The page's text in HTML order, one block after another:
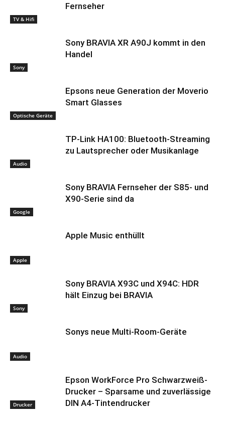
TV & Hifi
Fernseher
Sony
Sony BRAVIA XR A90J kommt in den
Handel
Optische Geräte
Epsons neue Generation der Moverio
Smart Glasses
Audio
TP-Link HA100: Bluetooth-Streaming
zu Lautsprecher oder Musikanlage
Google
Sony BRAVIA Fernseher der S85- und
X90-Serie sind da
Apple
Apple Music enthüllt
Sony
Sony BRAVIA X93C und X94C: HDR
hält Einzug bei BRAVIA
Audio
Sonys neue Multi-Room-Geräte
Drucker
Epson WorkForce Pro Schwarzweiß-
Drucker – Sparsame und zuverlässige
DIN A4-Tintendrucker